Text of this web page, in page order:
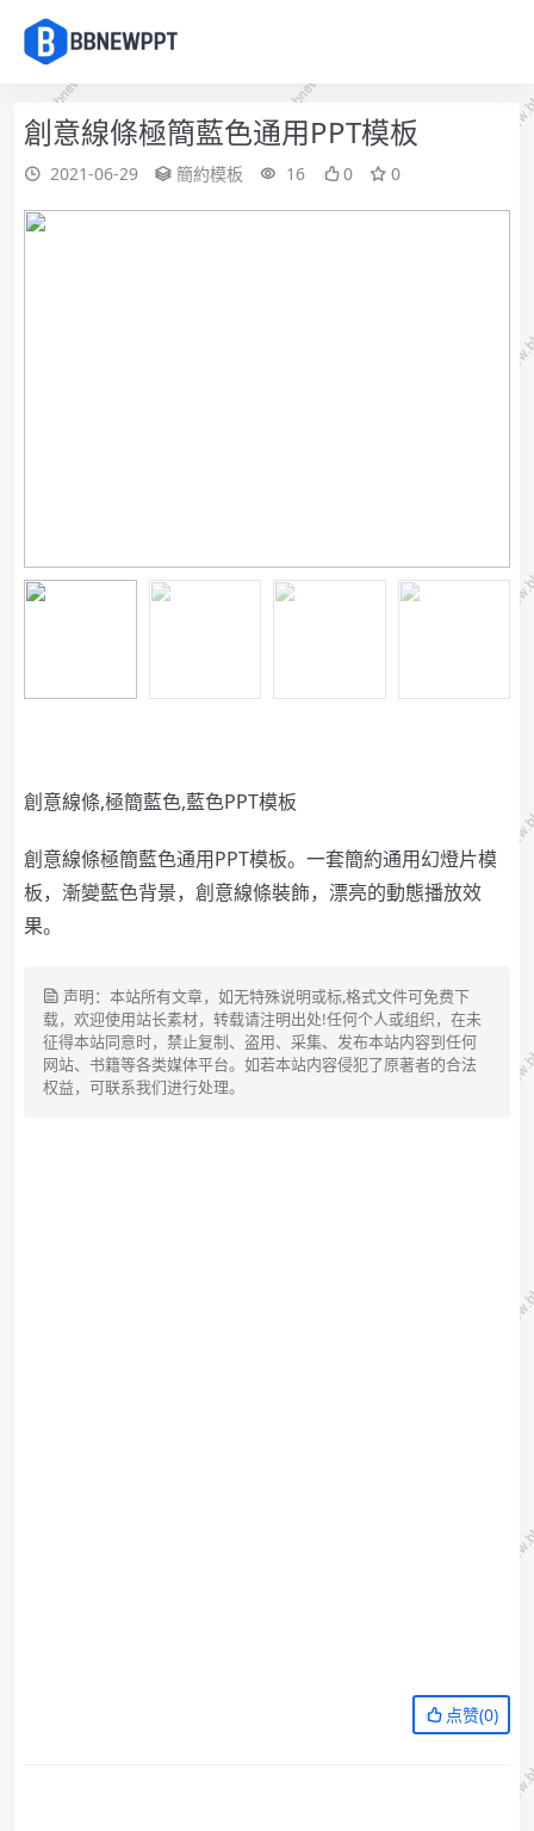
創意線條極簡藍色通用PPT模板
2021-06-29 簡約模板 16 0 0
創意線條,極簡藍色,藍色PPT模板
創意線條極簡藍色通用PPT模板。一套簡約通用幻燈片模
板，漸變藍色背景，創意線條裝飾，漂亮的動態播放效
果。
声明：本站所有文章，如无特殊说明或标,格式文件可免费下
载，欢迎使用站长素材，转载请注明出处!任何个人或组织，在未
征得本站同意时，禁止复制、盗用、采集、发布本站内容到任何
网站、书籍等各类媒体平台。如若本站内容侵犯了原著者的合法
权益，可联系我们进行处理。
点赞(0)